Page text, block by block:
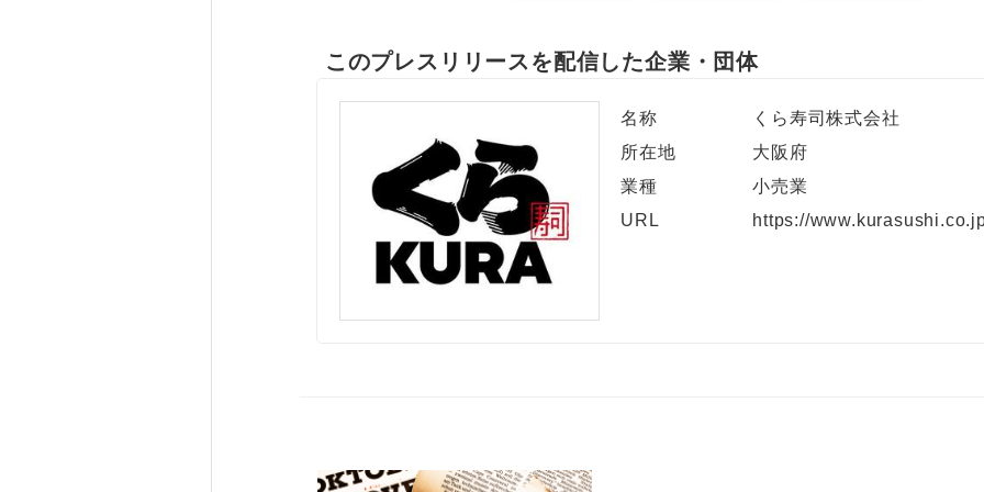
このプレスリリースを配信した企業・団体
名称
くら寿司株式会社
所在地
大阪府
業種
小売業
URL
https://